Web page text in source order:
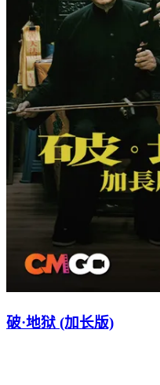
破·地狱 (加长版)